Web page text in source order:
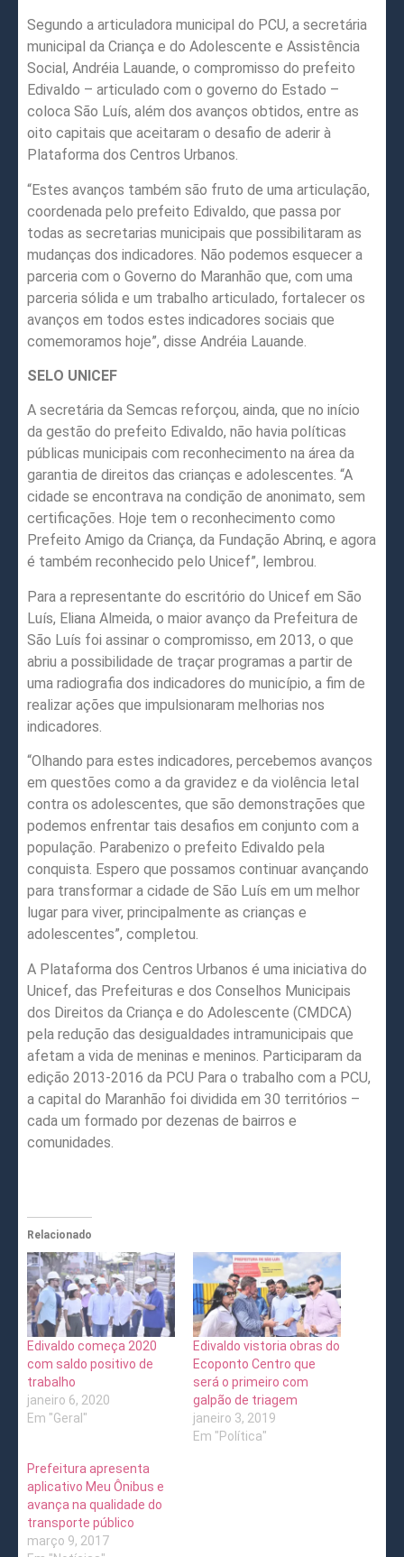
Segundo a articuladora municipal do PCU, a secretária
municipal da Criança e do Adolescente e Assistência
Social, Andréia Lauande, o compromisso do prefeito
Edivaldo – articulado com o governo do Estado –
coloca São Luís, além dos avanços obtidos, entre as
oito capitais que aceitaram o desafio de aderir à
Plataforma dos Centros Urbanos.
“Estes avanços também são fruto de uma articulação,
coordenada pelo prefeito Edivaldo, que passa por
todas as secretarias municipais que possibilitaram as
mudanças dos indicadores. Não podemos esquecer a
parceria com o Governo do Maranhão que, com uma
parceria sólida e um trabalho articulado, fortalecer os
avanços em todos estes indicadores sociais que
comemoramos hoje”, disse Andréia Lauande.
SELO UNICEF
A secretária da Semcas reforçou, ainda, que no início
da gestão do prefeito Edivaldo, não havia políticas
públicas municipais com reconhecimento na área da
garantia de direitos das crianças e adolescentes. “A
cidade se encontrava na condição de anonimato, sem
certificações. Hoje tem o reconhecimento como
Prefeito Amigo da Criança, da Fundação Abrinq, e agora
é também reconhecido pelo Unicef”, lembrou.
Para a representante do escritório do Unicef em São
Luís, Eliana Almeida, o maior avanço da Prefeitura de
São Luís foi assinar o compromisso, em 2013, o que
abriu a possibilidade de traçar programas a partir de
uma radiografia dos indicadores do município, a fim de
realizar ações que impulsionaram melhorias nos
indicadores.
“Olhando para estes indicadores, percebemos avanços
em questões como a da gravidez e da violência letal
contra os adolescentes, que são demonstrações que
podemos enfrentar tais desafios em conjunto com a
população. Parabenizo o prefeito Edivaldo pela
conquista. Espero que possamos continuar avançando
para transformar a cidade de São Luís em um melhor
lugar para viver, principalmente as crianças e
adolescentes”, completou.
A Plataforma dos Centros Urbanos é uma iniciativa do
Unicef, das Prefeituras e dos Conselhos Municipais
dos Direitos da Criança e do Adolescente (CMDCA)
pela redução das desigualdades intramunicipais que
afetam a vida de meninas e meninos. Participaram da
edição 2013-2016 da PCU Para o trabalho com a PCU,
a capital do Maranhão foi dividida em 30 territórios –
cada um formado por dezenas de bairros e
comunidades.
Relacionado
Edivaldo começa 2020
com saldo positivo de
trabalho
janeiro 6, 2020
Em "Geral"
Edivaldo vistoria obras do
Ecoponto Centro que
será o primeiro com
galpão de triagem
janeiro 3, 2019
Em "Política"
Prefeitura apresenta
aplicativo Meu Ônibus e
avança na qualidade do
transporte público
março 9, 2017